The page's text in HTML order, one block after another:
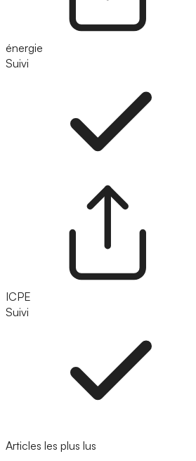
énergie
Suivi
ICPE
Suivi
Articles les plus lus